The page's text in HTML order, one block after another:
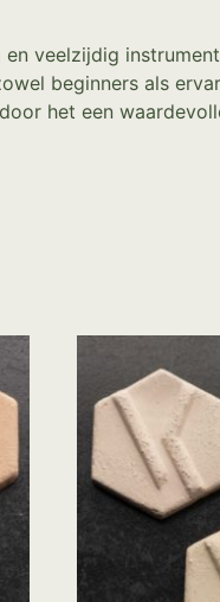
veelzijdig
beginners als
het een